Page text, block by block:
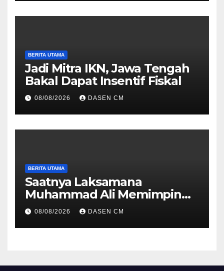
BERITA UTAMA
Jadi Mitra IKN, Jawa Tengah
Bakal Dapat Insentif Fiskal
08/08/2026 DASEN CM
BERITA UTAMA
Saatnya Laksamana
Muhammad Ali Memimpin
TNI: Menjaga Keseimbangan
Politik dan Soliditas
Antarmatra
08/08/2026 DASEN CM